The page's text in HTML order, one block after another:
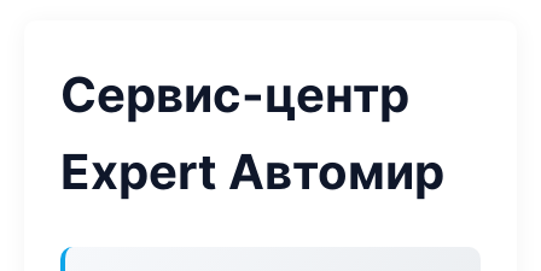
Сервис-центр
Expert Автомир